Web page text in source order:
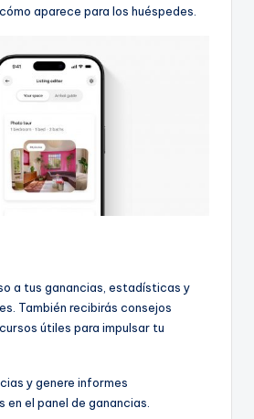
aparece para los huéspedes.
a tus ganancias, estadísticas y
También recibirás consejos
útiles para impulsar tu
y genere informes
en el panel de ganancias.